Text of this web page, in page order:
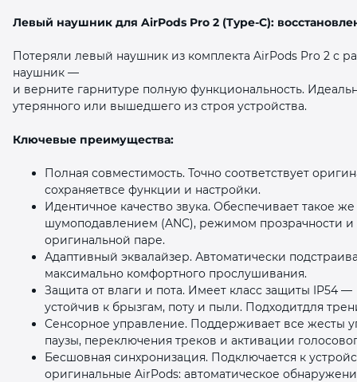
Левый наушник для AirPods Pro 2 (Type‑C):
Потеряли левый наушник из комплекта AirPods Pro 2 с
наушник —
и верните гарнитуре полную функциональность.
утерянного или вышедшего из строя устройства.
Ключевые преимущества:
Полная совместимость. Точно соответствует
сохраняетвсе функции и настройки.
Идентичное качество звука. Обеспечивает такое
шумоподавлением (ANC), режимом прозрачности и
оригинальной паре.
Адаптивный эквалайзер. Автоматически
максимально комфортного прослушивания.
Защита от влаги и пота. Имеет класс защиты IP54 —
устойчив к брызгам, поту и пыли. Подходитдля
Сенсорное управление. Поддерживает все жесты
паузы, переключения треков и активации
Бесшовная синхронизация. Подключается к
оригинальные AirPods: автоматическое